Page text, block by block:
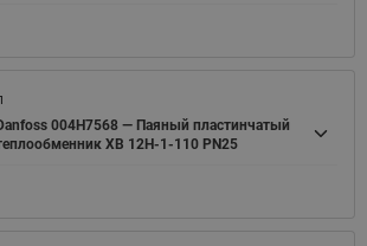
004H7568 — Паяный пластинчатый
XB 12H-1-110 PN25